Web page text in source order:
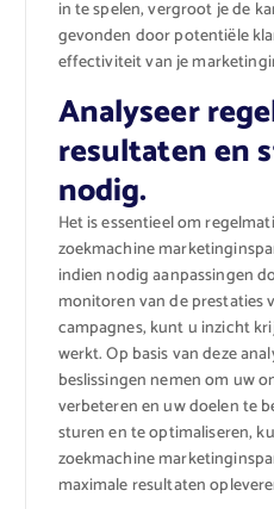
in te spelen, vergroot je de
gevonden door potentiële
effectiviteit van je
Analyseer
resultaten en
nodig.
Het is essentieel om
zoekmachine
indien nodig aanpassingen
monitoren van de prestaties
campagnes, kunt u inzicht
werkt. Op basis van deze
beslissingen nemen om uw
verbeteren en uw doelen te
sturen en te optimaliseren,
zoekmachine
maximale resultaten